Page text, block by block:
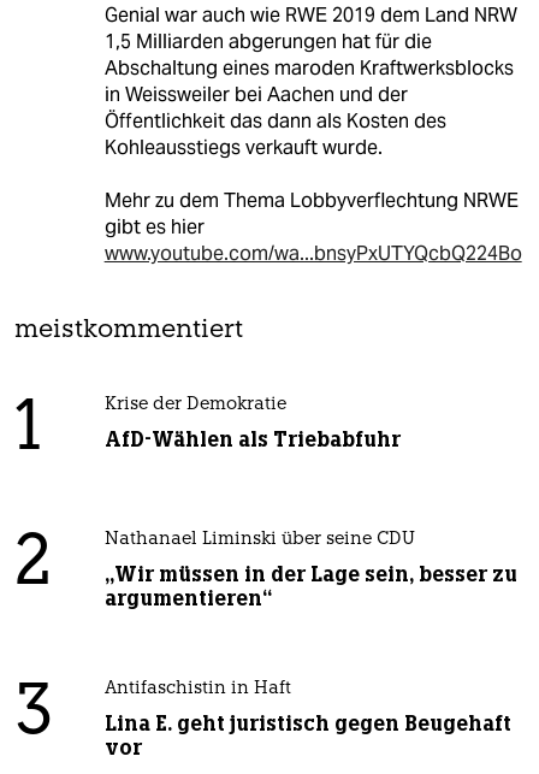
Genial war auch wie RWE 2019 dem Land NRW
1,5 Milliarden abgerungen hat für die
Abschaltung eines maroden Kraftwerksblocks
in Weissweiler bei Aachen und der
Öffentlichkeit das dann als Kosten des
Kohleausstiegs verkauft wurde.
Mehr zu dem Thema Lobbyverflechtung NRWE
gibt es hier
www.youtube.com/wa...bnsyPxUTYQcbQ224Bo
meistkommentiert
1 Krise der Demokratie
AfD-Wählen als Triebabfuhr
2 Nathanael Liminski über seine CDU
„Wir müssen in der Lage sein, besser zu
argumentieren“
3 Antifaschistin in Haft
Lina E. geht juristisch gegen Beugehaft
vor